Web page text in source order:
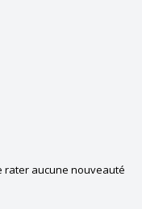
rater aucune nouveauté